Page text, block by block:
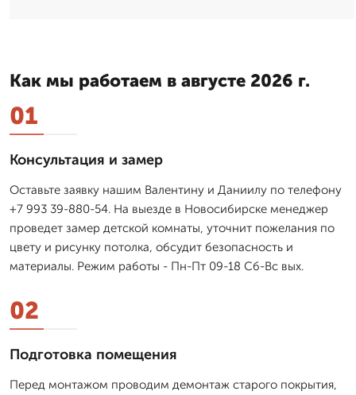
Как мы работаем в августе 2026 г.
01
Консультация и замер
Оставьте заявку нашим Валентину и Даниилу по телефону
+7 993 39-880-54. На выезде в Новосибирске менеджер
проведет замер детской комнаты, уточнит пожелания по
цвету и рисунку потолка, обсудит безопасность и
материалы. Режим работы - Пн-Пт 09-18 Сб-Вс вых.
02
Подготовка помещения
Перед монтажом проводим демонтаж старого покрытия,